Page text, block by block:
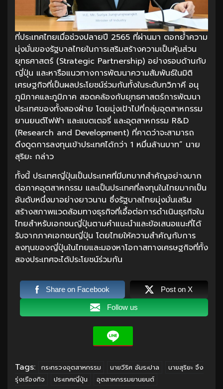
ที่ประเทศไทยเมื่อช่วงปลายปี 2565 ที่ผ่านมา ตอกย้ำความ
มุ่งมั่นของรัฐบาลไทยในการเสริมสร้างความเป็นหุ้นส่วน
ยุทธศาสตร์ (Strategic Partnership) อย่างรอบด้านกับ
ญี่ปุ่น และหารือแนวทางการพัฒนาความสัมพันธ์ในมิติ
เศรษฐกิจที่เป็นผลประโยชน์ร่วมกันทั้งในระดับทวิภาคี อนุ
ภูมิภาคและภูมิภาค สอดคล้องกับยุทธศาสตร์การพัฒนา
ประเทศของทั้งสองฝ่าย โดยมุ่งเป้าไปที่กลุ่มอุตสาหกรรม
ยานยนต์ไฟฟ้า และแบตเตอรี่ และอุตสาหกรรม R&D
(Research and Development) ที่คาดว่าจะสามารถ
ดึงดูดการลงทุนเข้าประเทศได้กว่า 1 หมื่นล้านบาท” นาย
สุริยะ กล่าว
ทั้งนี้ ประเทศญี่ปุ่นเป็นประเทศที่มีบทบาทสำคัญอย่างมาก
ต่อภาคอุตสาหกรรม และเป็นประเทศที่ลงทุนในไทยมากเป็น
อันดับหนึ่งมาอย่างยาวนาน ซึ่งรัฐบาลไทยมุ่งมั่นเสริม
สร้างสภาพแวดล้อมทางธุรกิจที่เอื้อต่อการดำเนินธุรกิจใน
ไทยสำหรับเอกชนญี่ปุ่นตามคำแนะนำและข้อเสนอแนะที่ได้
รับจากภาคเอกชนญี่ปุ่น โดยไทยให้ความสำคัญกับการ
ลงทุนของญี่ปุ่นในไทยและมองหาโอกาสทางเศรษฐกิจที่ทั้ง
สองประเทศจะได้ประโยชน์ร่วมกัน
Share on Facebook Post on X
Follow us
Tags: กระทรวงอุตสาหกรรม นายวีริศ อัมระปาล
นายสุริยะ จึง
รุ่งเรืองกิจ
ประเทศญี่ปุ่น อุตสาหกรรมยานยนต์